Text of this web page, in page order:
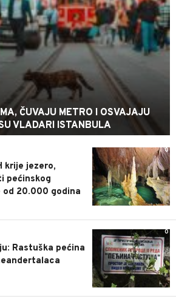
ČUVAJU METRO I OSVAJAJU
VLADARI ISTANBULA
0
krije jezero,
pećinskog
20.000 godina
0
Rastuška pećina